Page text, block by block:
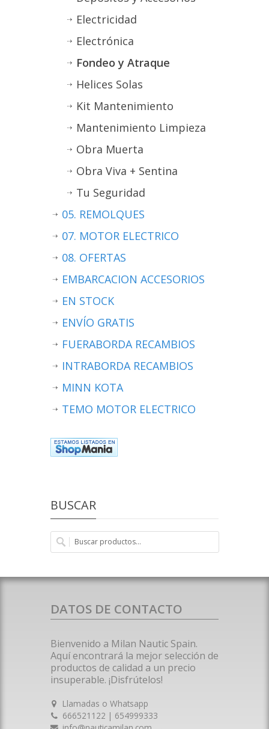
Electricidad
Electrónica
Fondeo y Atraque
Helices Solas
Kit Mantenimiento
Mantenimiento Limpieza
Obra Muerta
Obra Viva + Sentina
Tu Seguridad
05. REMOLQUES
07. MOTOR ELECTRICO
08. OFERTAS
EMBARCACION ACCESORIOS
EN STOCK
ENVÍO GRATIS
FUERABORDA RECAMBIOS
INTRABORDA RECAMBIOS
MINN KOTA
TEMO MOTOR ELECTRICO
BUSCAR
DATOS DE CONTACTO
Bienvenido a Milan Nautic Spain.
Aquí encontrará la mejor selección de
productos de calidad a un precio
insuperable. ¡Disfrútelos!
Llamadas o Whatsapp
666521122 | 654999333